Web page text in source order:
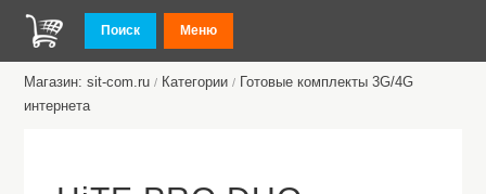
Поиск Меню
Магазин: sit-com.ru / Категории / Готовые комплекты 3G/4G
интернета